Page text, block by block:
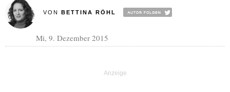
VON BETTINA RÖHL
Mi, 9. Dezember 2015